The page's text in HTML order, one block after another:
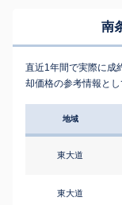
南
直近1年間で実際に成
却価格の参考情報とし
地域
東大道
東大道